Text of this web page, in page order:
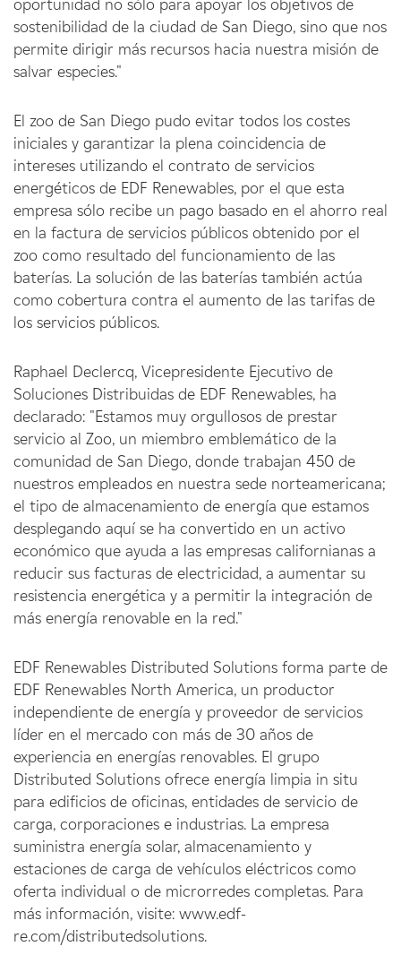
oportunidad no sólo para apoyar los objetivos de
sostenibilidad de la ciudad de San Diego, sino que nos
permite dirigir más recursos hacia nuestra misión de
salvar especies."
El zoo de San Diego pudo evitar todos los costes
iniciales y garantizar la plena coincidencia de
intereses utilizando el contrato de servicios
energéticos de EDF Renewables, por el que esta
empresa sólo recibe un pago basado en el ahorro real
en la factura de servicios públicos obtenido por el
zoo como resultado del funcionamiento de las
baterías. La solución de las baterías también actúa
como cobertura contra el aumento de las tarifas de
los servicios públicos.
Raphael Declercq, Vicepresidente Ejecutivo de
Soluciones Distribuidas de EDF Renewables, ha
declarado: "Estamos muy orgullosos de prestar
servicio al Zoo, un miembro emblemático de la
comunidad de San Diego, donde trabajan 450 de
nuestros empleados en nuestra sede norteamericana;
el tipo de almacenamiento de energía que estamos
desplegando aquí se ha convertido en un activo
económico que ayuda a las empresas californianas a
reducir sus facturas de electricidad, a aumentar su
resistencia energética y a permitir la integración de
más energía renovable en la red."
EDF Renewables Distributed Solutions forma parte de
EDF Renewables North America, un productor
independiente de energía y proveedor de servicios
líder en el mercado con más de 30 años de
experiencia en energías renovables. El grupo
Distributed Solutions ofrece energía limpia in situ
para edificios de oficinas, entidades de servicio de
carga, corporaciones e industrias. La empresa
suministra energía solar, almacenamiento y
estaciones de carga de vehículos eléctricos como
oferta individual o de microrredes completas. Para
más información, visite: www.edf-
re.com/distributedsolutions.